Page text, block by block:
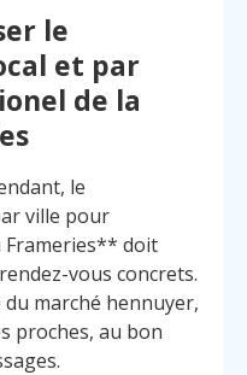
le
et par
de la
le
ville pour
Frameries** doit
vous concrets.
du marché hennuyer,
proches, au bon